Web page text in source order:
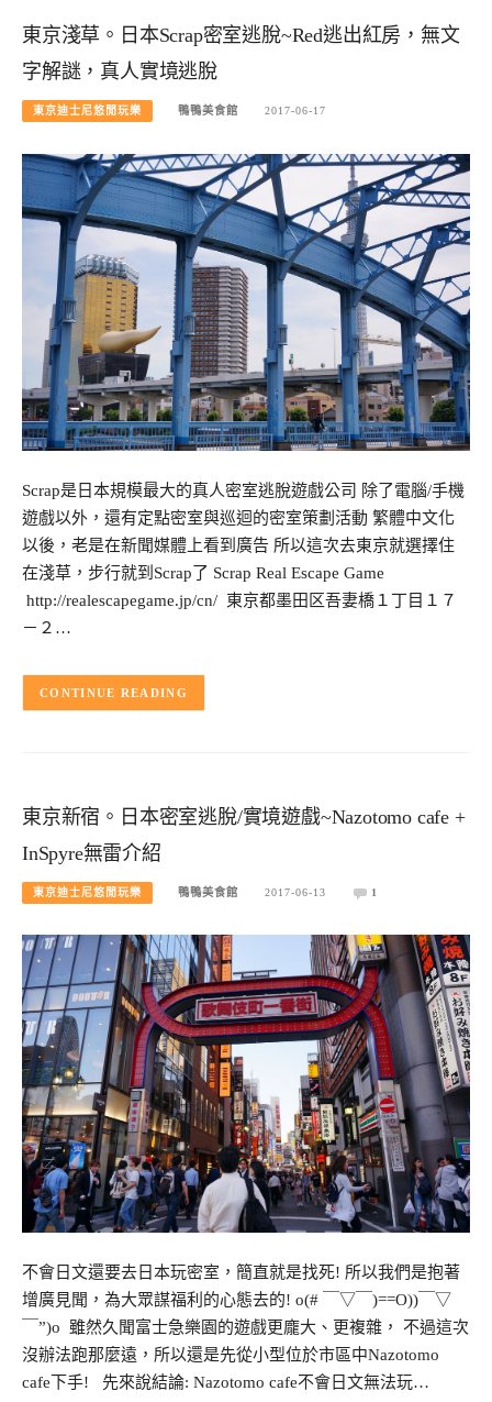
東京淺草。日本Scrap密室逃脫~Red逃出紅房，無文
字解謎，真人實境逃脫
東京迪士尼悠閒玩樂 鴨鴨美食館 2017-06-17
Scrap是日本規模最大的真人密室逃脫遊戲公司 除了電腦/手機
遊戲以外，還有定點密室與巡迴的密室策劃活動 繁體中文化
以後，老是在新聞媒體上看到廣告 所以這次去東京就選擇住
在淺草，步行就到Scrap了 Scrap Real Escape Game
http://realescapegame.jp/cn/ 東京都墨田区吾妻橋１丁目１７
－２…
CONTINUE READING
東京新宿。日本密室逃脫/實境遊戲~Nazotomo cafe +
InSpyre無雷介紹
東京迪士尼悠閒玩樂 鴨鴨美食館 2017-06-13 1
不會日文還要去日本玩密室，簡直就是找死! 所以我們是抱著
增廣見聞，為大眾謀福利的心態去的! o(# ￣▽￣)==O))￣▽
￣”)o 雖然久聞富士急樂園的遊戲更龐大、更複雜， 不過這次
沒辦法跑那麼遠，所以還是先從小型位於市區中Nazotomo
cafe下手! 先來說結論: Nazotomo cafe不會日文無法玩…